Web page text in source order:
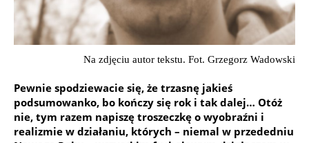
Na zdjęciu autor tekstu. Fot. Grzegorz Wadowski
Pewnie spodziewacie się, że trzasnę jakieś
podsumowanko, bo kończy się rok i tak dalej… Otóż
nie, tym razem napiszę troszeczkę o wyobraźni i
realizmie w działaniu, których – niemal w przededniu